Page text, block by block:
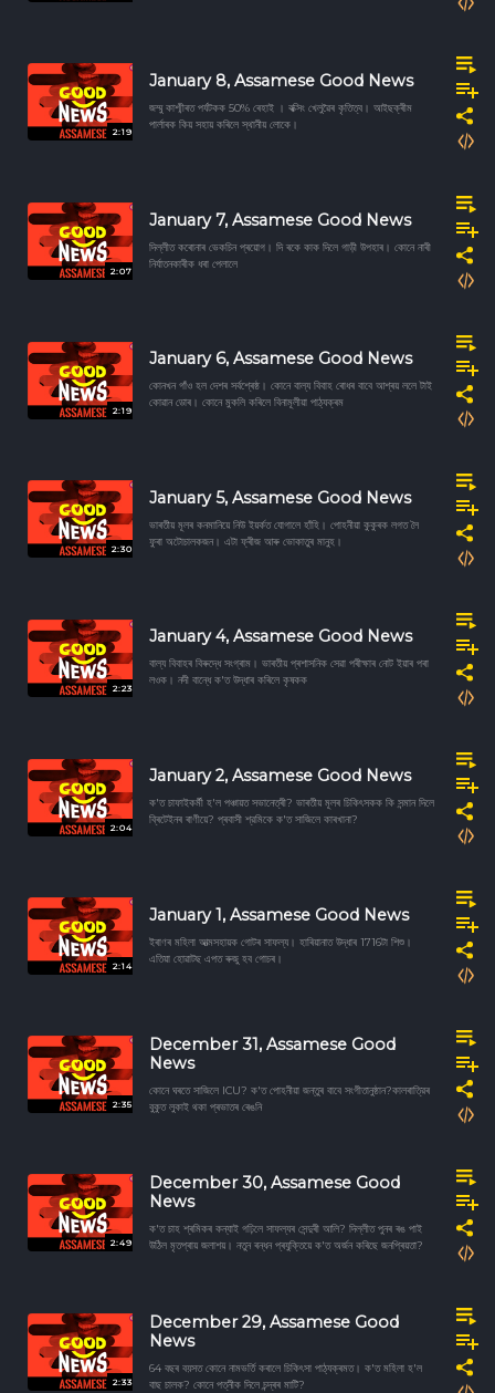
2:19
January 8, Assamese Good News
জম্মু কাশ্মীৰত পৰ্যটকক 50% ৰেহাই । বক্সিং খেলুৱৈৰ কৃতিত্ব। আইছক্ৰীম
পাৰ্লাৰক কিয় সহায় কৰিলে স্থানীয় লোকে।
2:07
January 7, Assamese Good News
দিল্লীত কৰোনাৰ ভেকচিন প্ৰয়োগ। দি ৰকে কাক দিলে গাড়ী উপহাৰ। কোনে নাৰী
নিৰ্যাতনকাৰীক ধৰা পেলালে
2:19
January 6, Assamese Good News
কোনখন গাঁও হল দেশৰ সৰ্বশ্ৰেষ্ঠ। কোনে বাল্য বিবাহ ৰোধৰ বাবে আশ্ৰয় ললে টাই
কোৱান ডোৰ। কোনে মুকলি কৰিলে বিনামূলীয়া পাঠ্যক্ৰম
2:30
January 5, Assamese Good News
ভাৰতীয় মূলৰ কনমানিয়ে নিউ ইয়ৰ্কত যোগালে হাঁহি। পোহনীয়া কুকুৰক লগত লৈ
ফুৰা অটোচালকজন। এটা ফ্ৰীজ আৰু ভোকাতুৰ মানুহ।
2:23
January 4, Assamese Good News
বাল্য বিবাহৰ বিৰুদ্ধে সংগ্ৰাম। ভাৰতীয় প্ৰশাসনিক সেৱা পৰীক্ষাৰ নোট ইয়াৰ পৰা
লওক। নদী বান্ধে ক'ত উদ্ধাৰ কৰিলে কৃষকক
2:04
January 2, Assamese Good News
ক'ত চাফাইকর্মী হ'ল পঞ্চায়ত সভানেত্ৰী? ভাৰতীয় মূলৰ চিকিৎসকক কি সন্মান দিলে
ব্ৰিটেইনৰ ৰাণীয়ে? প্ৰবাসী শ্রমিকে ক'ত সাজিলে কাৰখানা?
2:14
January 1, Assamese Good News
ইৰাণৰ মহিলা আত্মসহায়ক গোটৰ সাফল্য। হাৰিয়ানাত উদ্ধাৰ 1716টা শিশু।
এতিয়া হোৱাটছ এপত ৰুজু হব গোচৰ।
2:35
December 31, Assamese Good
News
কোনে ঘৰতে সাজিলে ICU? ক'ত পোহনীয়া জন্তুৰ বাবে সংগীতানুষ্ঠান?কালৰাত্রিৰ
বুকুত লুকাই থকা প্ৰভাতৰ ৰেঙনি
2:49
December 30, Assamese Good
News
ক'ত চাহ শ্ৰমিকৰ কন্যাই গঢ়িলে সাফল্যৰ সেন্দুৰী আলি? দিল্লীত পুনৰ ৰঙ পাই
উঠিল মৃতপ্ৰায় জলাশয়। নতুন ৰন্ধন প্ৰযুক্তিয়ে ক'ত অৰ্জন কৰিছে জনপ্ৰিয়তা?
2:33
December 29, Assamese Good
News
64 বছৰ বয়সত কোনে নামভৰ্তি কৰালে চিকিৎসা পাঠ্যক্ৰমত। ক'ত মহিলা হ'ল
বাছ চালক? কোনে পত্নীক দিলে চন্দ্ৰৰ মাটি?